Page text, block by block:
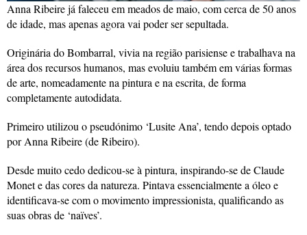
Anna Ribeire já faleceu em meados de maio, com cerca de 50 anos
de idade, mas apenas agora vai poder ser sepultada.
Originária do Bombarral, vivia na região parisiense e trabalhava na
área dos recursos humanos, mas evoluiu também em várias formas
de arte, nomeadamente na pintura e na escrita, de forma
completamente autodidata.
Primeiro utilizou o pseudónimo ‘Lusite Ana’, tendo depois optado
por Anna Ribeire (de Ribeiro).
Desde muito cedo dedicou-se à pintura, inspirando-se de Claude
Monet e das cores da natureza. Pintava essencialmente a óleo e
identificava-se com o movimento impressionista, qualificando as
suas obras de ‘naïves’.